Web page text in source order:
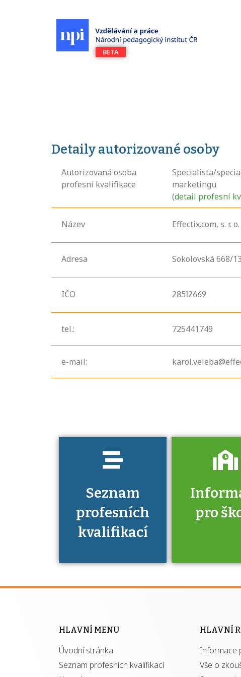
Detaily autorizované osoby
Autorizovaná osoba
profesní kvalifikace
Specialista/
marketingu
(detail profesní
Název Effectix.com, s. r. o.
Adresa Sokolovská 668/
IČO 28512669
tel.: 725441749
e-mail:
Seznam
profesních
kvalifikací
seznam
kvalifikací. Víte,
jaké dovednosti
pro
Víte, že jako
kvalifikací
HLAVNÍ MENU
Úvodní stránka
Seznam profesních kvalifikací
HLAVNÍ
Informace
Vše o